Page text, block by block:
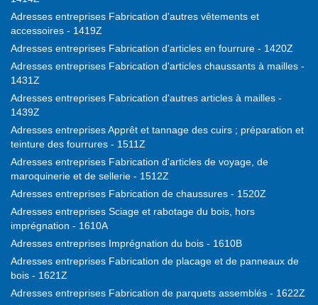
Adresses entreprises Fabrication d'autres vêtements et
accessoires - 1419Z
Adresses entreprises Fabrication d'articles en fourrure - 1420Z
Adresses entreprises Fabrication d'articles chaussants à mailles -
1431Z
Adresses entreprises Fabrication d'autres articles à mailles -
1439Z
Adresses entreprises Apprêt et tannage des cuirs ; préparation et
teinture des fourrures - 1511Z
Adresses entreprises Fabrication d'articles de voyage, de
maroquinerie et de sellerie - 1512Z
Adresses entreprises Fabrication de chaussures - 1520Z
Adresses entreprises Sciage et rabotage du bois, hors
imprégnation - 1610A
Adresses entreprises Imprégnation du bois - 1610B
Adresses entreprises Fabrication de placage et de panneaux de
bois - 1621Z
Adresses entreprises Fabrication de parquets assemblés - 1622Z